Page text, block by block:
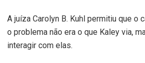
A juíza Carolyn B. Kuhl permitiu que
o problema não era o que Kaley via,
interagir com elas.